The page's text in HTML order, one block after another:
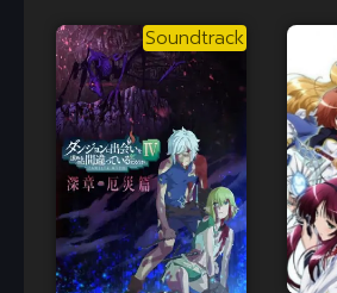
ฝัน
Soundtrack